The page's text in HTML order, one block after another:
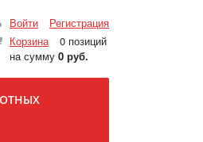
Войти
Регистрация
Корзина
0 позиций
на сумму 0 руб.